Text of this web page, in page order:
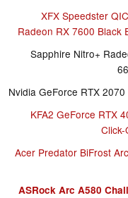
XFX Speedster
Radeon RX 7600 Black
Sapphire Nitro+
Nvidia GeForce RTX
KFA2 GeForce RTX
Acer Predator BiFrost
ASRock Arc A580